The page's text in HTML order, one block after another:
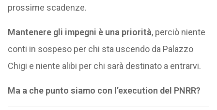
prossime scadenze.
Mantenere gli impegni è una priorità, perciò niente
conti in sospeso per chi sta uscendo da Palazzo
Chigi e niente alibi per chi sarà destinato a entrarvi.
Ma a che punto siamo con l’execution del PNRR?